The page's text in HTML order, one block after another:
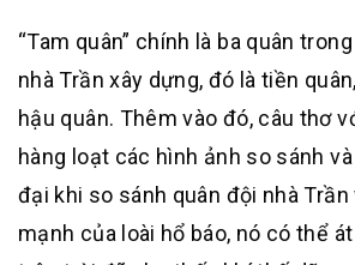
“Tam quân” chính là ba quân
nhà Trần xây dựng, đó là tiền
hậu quân. Thêm vào đó, câu thơ
hàng loạt các hình ảnh so sánh
đại khi so sánh quân đội nhà Trần
mạnh của loài hổ báo, nó có thể